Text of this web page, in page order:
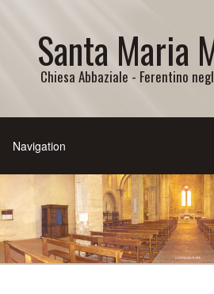
Santa Maria
Chiesa Abbaziale - Ferentino